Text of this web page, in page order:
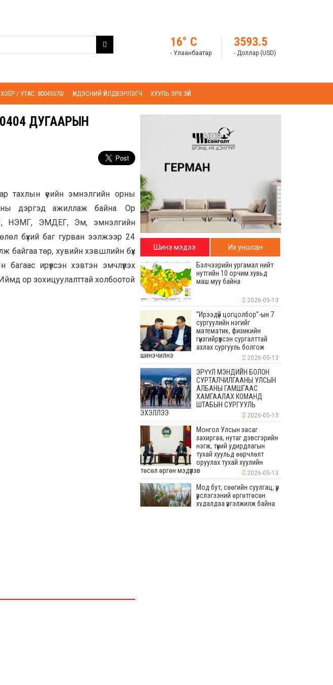
16° C
- Улаанбаатар
3593.5
- Доллар (USD)
/ УТАС: 80045570/ ҮНДЭСНИЙ ҮЙЛДВЭРЛЭГЧ ХУУЛЬ ЭРХ ЗҮЙ
ДУГААРЫН
тахлын үеийн эмнэлгийн орны
ны дэргэд ажиллаж байна. Ор
НЭМГ, ЭМДЕГ, Эм, эмнэлгийн
бүхий баг гурван ээлжээр 24
байгаа төр, хувийн хэвшлийн бүх
ирүүлсэн хэвтэн эмчлүүлэх
ор зохицуулалттай холбоотой
Шинэ мэдээ Их уншсан
Бэлчээрийн ургамал нийт
нутгийн 10 орчим хувьд
маш муу байна
2026-05-13
“Ирээдүй цогцолбор”-ын 7
сургуулийн нэгийг
математик, физикийн
гүнзгийрүүлсэн сургалттай
ахлах сургууль болгож
шинэчилнэ
2026-05-13
ЭРҮҮЛ МЭНДИЙН БОЛОН
СУРТАЛЧИЛГААНЫ УЛСЫН
АЛБАНЫ ГАМШГААС
ХАМГААЛАХ КОМАНД
ШТАБЫН СУРГУУЛЬ
ЭХЭЛЛЭЭ
2026-05-13
Монгол Улсын засаг
захиргаа, нутаг дэвсгэрийн
нэгж, түүний удирдлагын
тухай хуульд өөрчлөлт
оруулах тухай хуулийн
төсөл өргөн мэдүүлэв
2026-05-13
Мод бут, сөөгийн суулгац, үр
үрслэгээний өргөтгөсөн
худалдаа үргэлжилж байна